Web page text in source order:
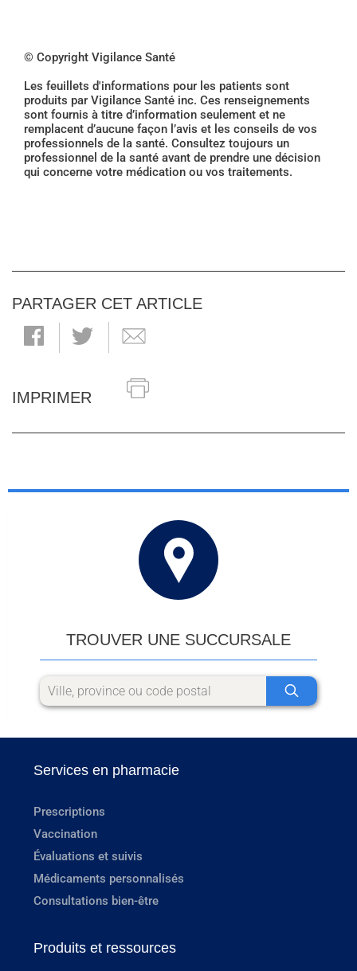
© Copyright Vigilance Santé
Les feuillets d'informations pour les patients sont
produits par Vigilance Santé inc. Ces renseignements
sont fournis à titre d’information seulement et ne
remplacent d’aucune façon l’avis et les conseils de vos
professionnels de la santé. Consultez toujours un
professionnel de la santé avant de prendre une décision
qui concerne votre médication ou vos traitements.
PARTAGER CET ARTICLE
IMPRIMER
TROUVER UNE SUCCURSALE
Services en pharmacie
Prescriptions
Vaccination
Évaluations et suivis
Médicaments personnalisés
Consultations bien-être
Produits et ressources